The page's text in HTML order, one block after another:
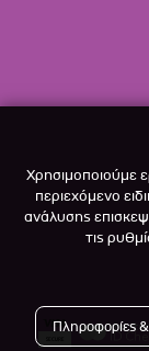
Χρησιμοποιούμε
περιεχόμενο
ανάλυσης
τις
Πληροφορίες